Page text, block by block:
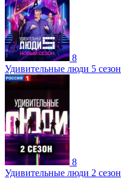
8
Удивительные люди 5 сезон
8
Удивительные люди 2 сезон